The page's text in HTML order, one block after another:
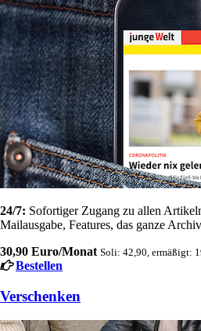
24/7: Sofortiger Zugang zu allen
Mailausgabe, Features, das ganze
30,90 Euro/Monat Soli: 42,90, ermäßigt:
Bestellen
Verschenken